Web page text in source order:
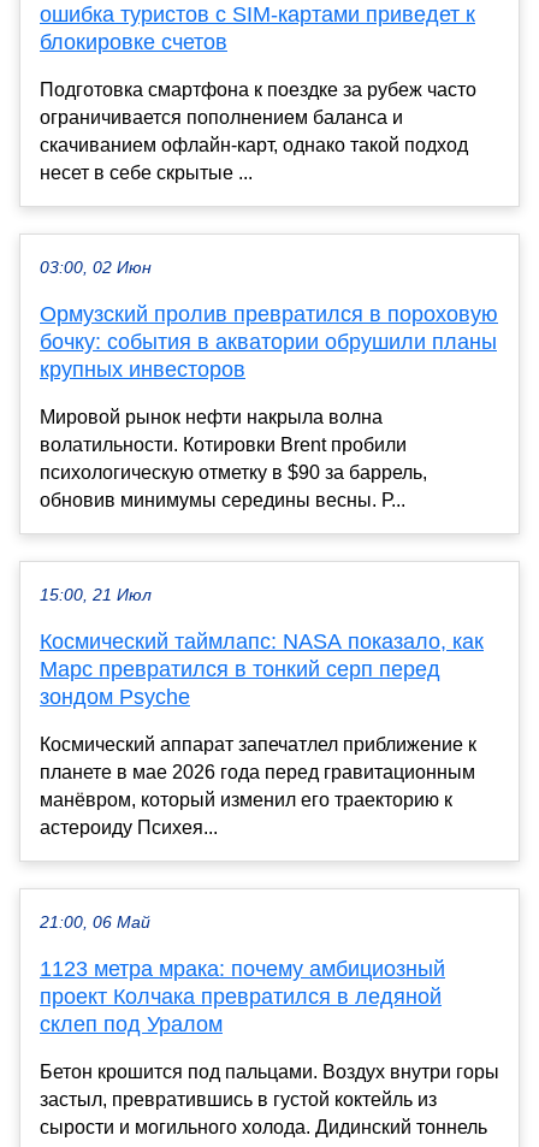
ошибка туристов с SIM-картами приведет к
блокировке счетов
Подготовка смартфона к поездке за рубеж часто
ограничивается пополнением баланса и
скачиванием офлайн-карт, однако такой подход
несет в себе скрытые ...
03:00, 02 Июн
Ормузский пролив превратился в пороховую
бочку: события в акватории обрушили планы
крупных инвесторов
Мировой рынок нефти накрыла волна
волатильности. Котировки Brent пробили
психологическую отметку в $90 за баррель,
обновив минимумы середины весны. Р...
15:00, 21 Июл
Космический таймлапс: NASA показало, как
Марс превратился в тонкий серп перед
зондом Psyche
Космический аппарат запечатлел приближение к
планете в мае 2026 года перед гравитационным
манёвром, который изменил его траекторию к
астероиду Психея...
21:00, 06 Май
1123 метра мрака: почему амбициозный
проект Колчака превратился в ледяной
склеп под Уралом
Бетон крошится под пальцами. Воздух внутри горы
застыл, превратившись в густой коктейль из
сырости и могильного холода. Дидинский тоннель